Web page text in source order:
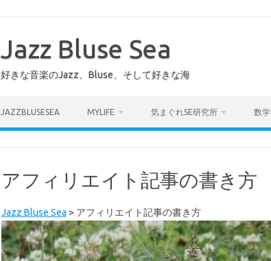
Jazz Bluse Sea
好きな音楽のJazz、Bluse、そして好きな海
JAZZBLUSESEA MYLIFE 気まぐれSE研究所 数学
アフィリエイト記事の書き方
Jazz Bluse Sea > アフィリエイト記事の書き方